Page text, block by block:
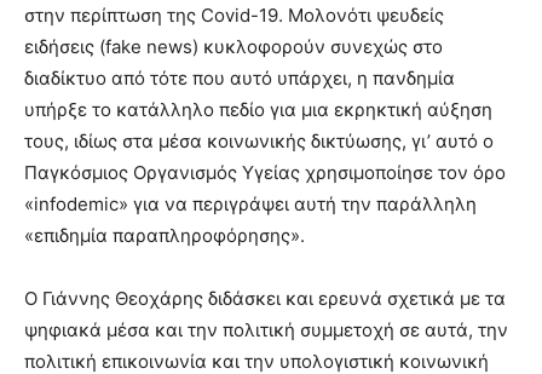
στην περίπτωση της Covid-19. Μολονότι ψευδείς
ειδήσεις (fake news) κυκλοφορούν συνεχώς στο
διαδίκτυο από τότε που αυτό υπάρχει, η πανδημία
υπήρξε το κατάλληλο πεδίο για μια εκρηκτική αύξηση
τους, ιδίως στα μέσα κοινωνικής δικτύωσης, γι’ αυτό ο
Παγκόσμιος Οργανισμός Υγείας χρησιμοποίησε τον όρο
«infodemic» για να περιγράψει αυτή την παράλληλη
«επιδημία παραπληροφόρησης».
Ο Γιάννης Θεοχάρης διδάσκει και ερευνά σχετικά με τα
ψηφιακά μέσα και την πολιτική συμμετοχή σε αυτά, την
πολιτική επικοινωνία και την υπολογιστική κοινωνική